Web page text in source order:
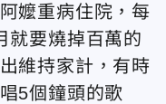
嬤重病住院，每
就要燒掉百萬的
維持家計，有時
5個鐘頭的歌